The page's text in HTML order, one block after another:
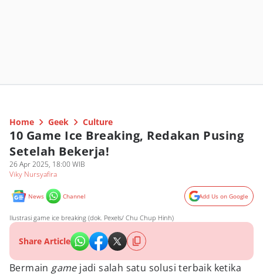
Home Geek Culture
10 Game Ice Breaking, Redakan Pusing
Setelah Bekerja!
26 Apr 2025, 18:00 WIB
Viky Nursyafira
News Channel Add Us on Google
Ilustrasi game ice breaking (dok. Pexels/ Chu Chup Hinh)
Share Article
Bermain game jadi salah satu solusi terbaik ketika